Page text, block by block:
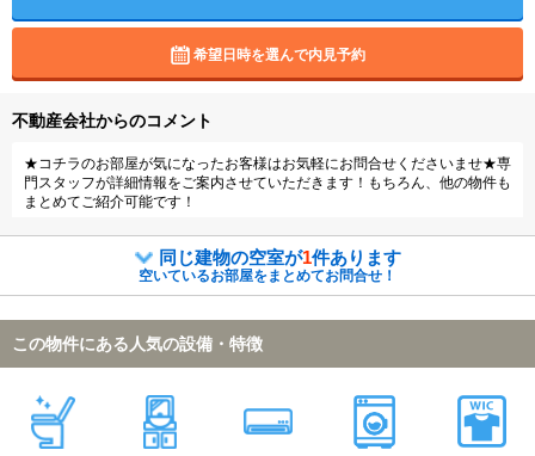
希望日時を選んで内見予約
不動産会社からのコメント
★コチラのお部屋が気になったお客様はお気軽にお問合せくださいませ★専
門スタッフが詳細情報をご案内させていただきます！もちろん、他の物件も
まとめてご紹介可能です！
同じ建物の空室が1件あります
空いているお部屋をまとめてお問合せ！
この物件にある人気の設備・特徴